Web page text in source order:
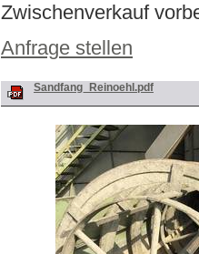
Zwischenverkauf
Anfrage stellen
Sandfang_Reinoehl.pdf